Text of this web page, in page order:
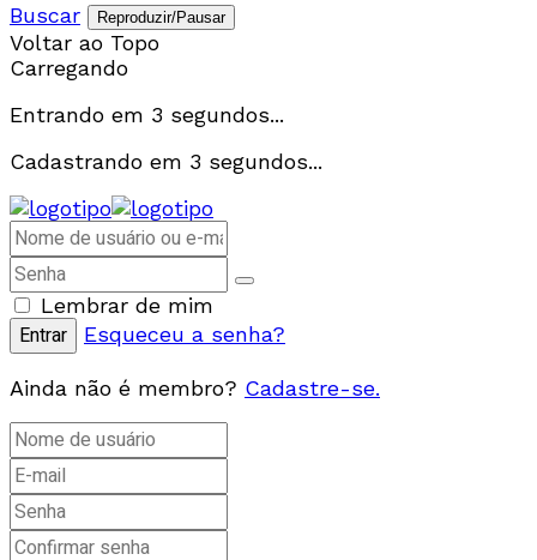
Buscar
Reproduzir/Pausar
Voltar ao Topo
Carregando
Entrando em 3 segundos...
Cadastrando em 3 segundos...
Lembrar de mim
Esqueceu a senha?
Ainda não é membro? Cadastre-se.